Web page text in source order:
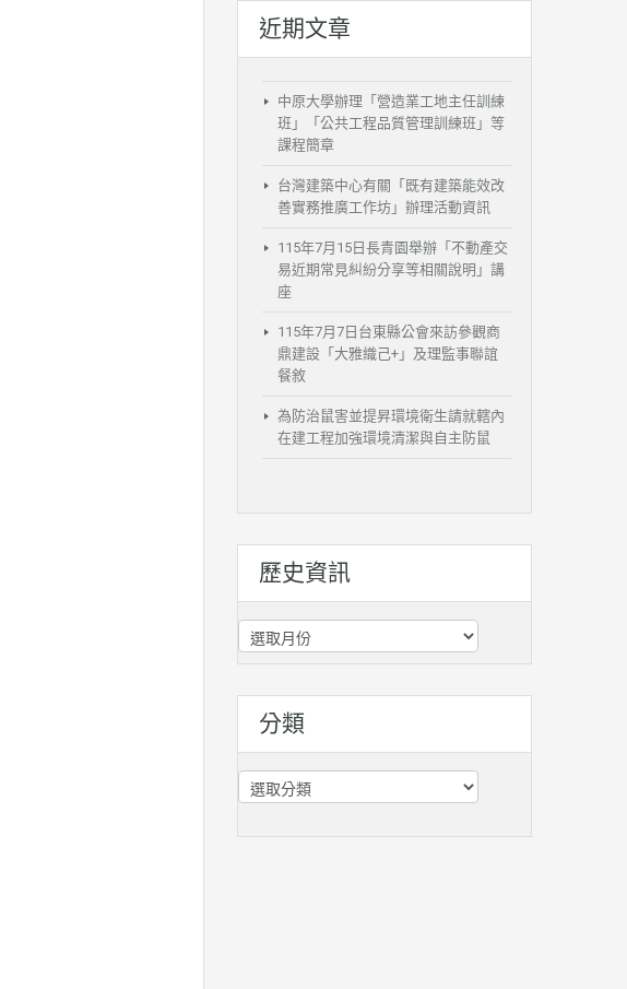
近期文章
中原大學辦理「營造業工地主任訓練
班」「公共工程品質管理訓練班」等
課程簡章
台灣建築中心有關「既有建築能效改
善實務推廣工作坊」辦理活動資訊
115年7月15日長青園舉辦「不動產交
易近期常見糾紛分享等相關說明」講
座
115年7月7日台東縣公會來訪參觀商
鼎建設「大雅織己+」及理監事聯誼
餐敘
為防治鼠害並提昇環境衛生請就轄內
在建工程加強環境清潔與自主防鼠
歷史資訊
歷
史
訊
分類
分
類